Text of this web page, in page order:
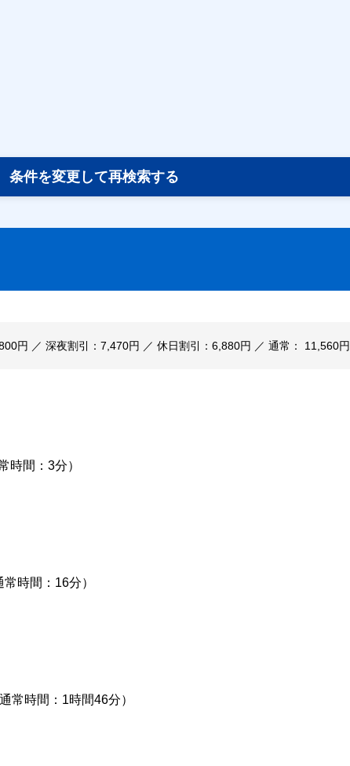
条件を変更して再検索する
円 ／ 深夜割引：7,470円 ／ 休日割引：6,880円 ／ 通常： 11,560円
時間：3分）
常時間：16分）
常時間：1時間46分）